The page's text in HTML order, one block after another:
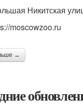
Никитская
moscowzoo.ru
→